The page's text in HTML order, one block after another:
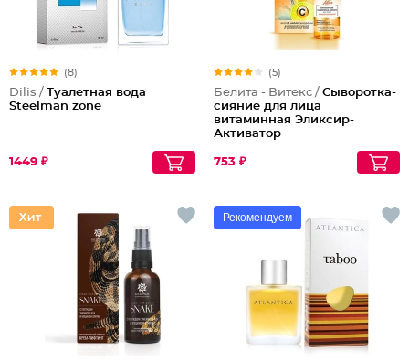
(8)
Dilis / Туалетная вода
Steelman zone
1449 ₽
(5)
Белита - Витекс / Сыворотка-
сияние для лица
витаминная Эликсир-
Активатор
753 ₽
Рекомендуем